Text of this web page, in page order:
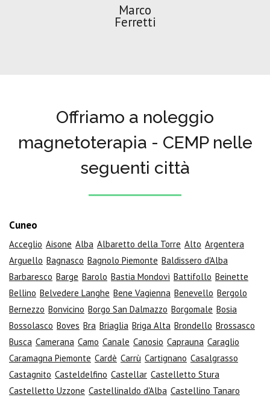
Marco
Ferretti
Offriamo a noleggio
magnetoterapia - CEMP nelle
seguenti città
Cuneo
Acceglio Aisone Alba Albaretto della Torre Alto Argentera
Arguello Bagnasco Bagnolo Piemonte Baldissero d'Alba
Barbaresco Barge Barolo Bastia Mondovì Battifollo Beinette
Bellino Belvedere Langhe Bene Vagienna Benevello Bergolo
Bernezzo Bonvicino Borgo San Dalmazzo Borgomale Bosia
Bossolasco Boves Bra Briaglia Briga Alta Brondello Brossasco
Busca Camerana Camo Canale Canosio Caprauna Caraglio
Caramagna Piemonte Cardè Carrù Cartignano Casalgrasso
Castagnito Casteldelfino Castellar Castelletto Stura
Castelletto Uzzone Castellinaldo d'Alba Castellino Tanaro